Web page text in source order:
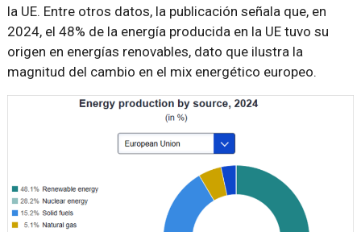
la UE. Entre otros datos, la publicación señala que, en
2024, el 48% de la energía producida en la UE tuvo su
origen en energías renovables, dato que ilustra la
magnitud del cambio en el mix energético europeo.